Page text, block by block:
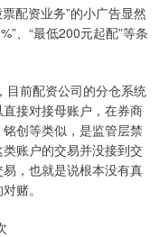
配资业务”的小广告显然
、“最低200元起配”等条
目前配资公司的分仓系统
接对接母账户，在券商
创等类似，是监管层禁
账户的交易并没接到交
，也就是说根本没有真
赌。